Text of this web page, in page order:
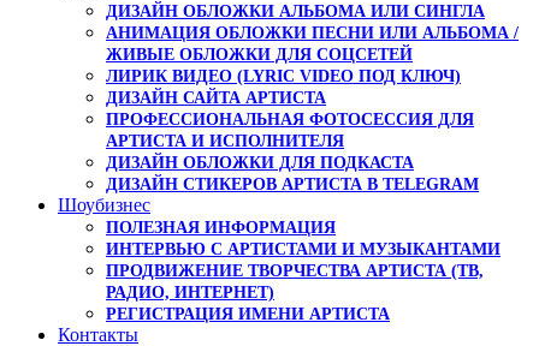
ДИЗАЙН ОБЛОЖКИ АЛЬБОМА ИЛИ СИНГЛА
АНИМАЦИЯ ОБЛОЖКИ ПЕСНИ ИЛИ АЛЬБОМА /
ЖИВЫЕ ОБЛОЖКИ ДЛЯ СОЦСЕТЕЙ
ЛИРИК ВИДЕО (LYRIC VIDEO ПОД КЛЮЧ)
ДИЗАЙН САЙТА АРТИСТА
ПРОФЕССИОНАЛЬНАЯ ФОТОСЕССИЯ ДЛЯ
АРТИСТА И ИСПОЛНИТЕЛЯ
ДИЗАЙН ОБЛОЖКИ ДЛЯ ПОДКАСТА
ДИЗАЙН СТИКЕРОВ АРТИСТА В TELEGRAM
Шоубизнес
ПОЛЕЗНАЯ ИНФОРМАЦИЯ
ИНТЕРВЬЮ С АРТИСТАМИ И МУЗЫКАНТАМИ
ПРОДВИЖЕНИЕ ТВОРЧЕСТВА АРТИСТА (ТВ,
РАДИО, ИНТЕРНЕТ)
РЕГИСТРАЦИЯ ИМЕНИ АРТИСТА
Контакты